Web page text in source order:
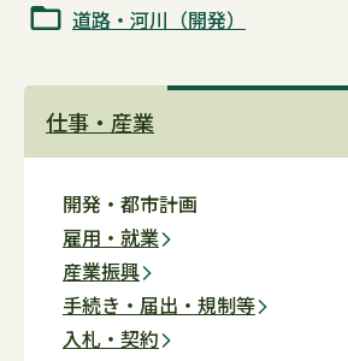
道路・河川（開発）
仕事・産業
開発・都市計画
雇用・就業
産業振興
手続き・届出・規制等
入札・契約